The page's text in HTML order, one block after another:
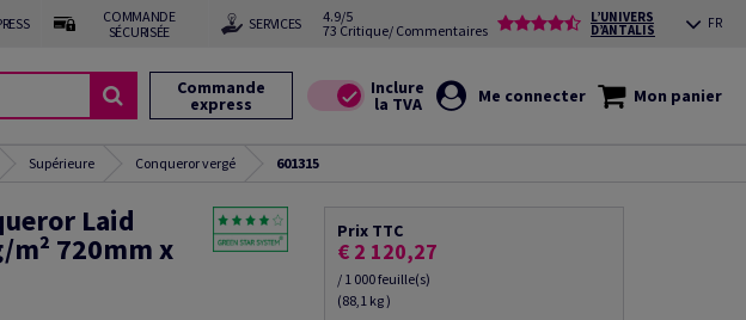
COMMANDE
SÉCURISÉE
SERVICES
4.9/5
73 Critique/ Commentaires
L’UNIVERS
D’ANTALIS FR
Commande
express Me connecter Mon panier
Supérieure Conqueror vergé 601315
Laid
m² 720mm x Prix TTC
€ 2 120,27
/ 1 000 feuille(s)
(88,1 kg )